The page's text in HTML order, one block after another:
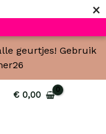
×
geurtjes! Gebruik
€0,00